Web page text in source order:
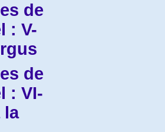
de
: V-
de
: VI-
la